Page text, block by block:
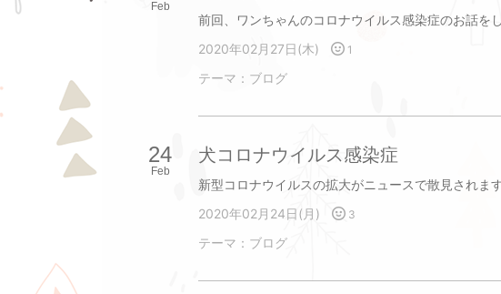
Feb
2020年02月27日(木)
1
テーマ： ブログ
24
Feb
犬コロナウイルス感染症
2020年02月24日(月)
3
テーマ： ブログ